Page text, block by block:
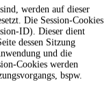
werden auf dieser
Die Session-Cookies
ID). Dieser dient
dessen Sitzung
und die
Cookies werden
bspw.